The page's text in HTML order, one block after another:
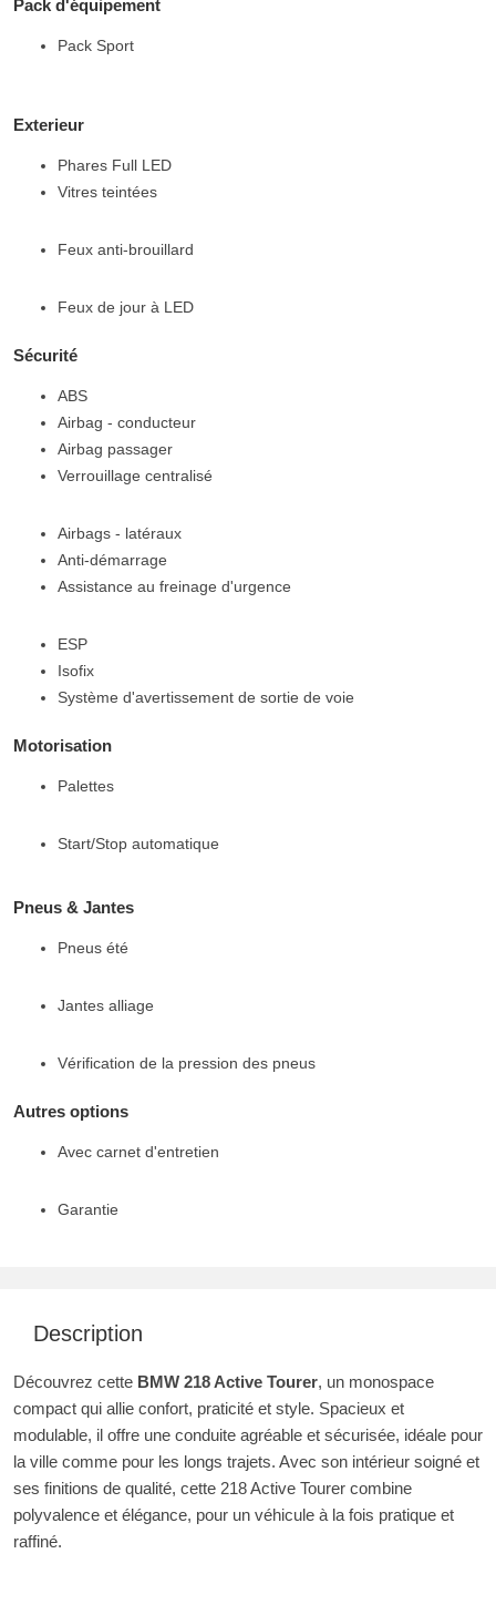
Pack d'équipement
Pack Sport
Exterieur
Phares Full LED
Vitres teintées
Feux anti-brouillard
Feux de jour à LED
Sécurité
ABS
Airbag - conducteur
Airbag passager
Verrouillage centralisé
Airbags - latéraux
Anti-démarrage
Assistance au freinage d'urgence
ESP
Isofix
Système d'avertissement de sortie de voie
Motorisation
Palettes
Start/Stop automatique
Pneus & Jantes
Pneus été
Jantes alliage
Vérification de la pression des pneus
Autres options
Avec carnet d'entretien
Garantie
Description
Découvrez cette BMW 218 Active Tourer, un monospace
compact qui allie confort, praticité et style. Spacieux et
modulable, il offre une conduite agréable et sécurisée, idéale pour
la ville comme pour les longs trajets. Avec son intérieur soigné et
ses finitions de qualité, cette 218 Active Tourer combine
polyvalence et élégance, pour un véhicule à la fois pratique et
raffiné.